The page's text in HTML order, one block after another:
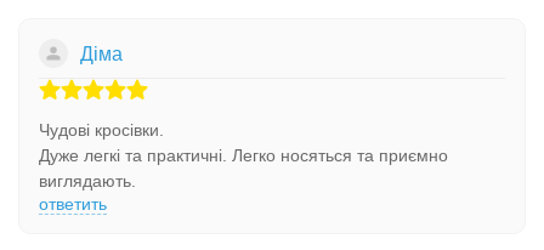
Діма
Чудові кросівки.
Дуже легкі та практичні. Легко носяться та приємно
виглядають.
ответить